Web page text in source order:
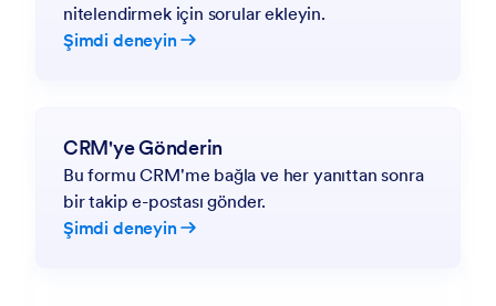
nitelendirmek için sorular ekleyin.
Şimdi deneyin
CRM'ye Gönderin
Bu formu CRM'me bağla ve her yanıttan sonra
bir takip e-postası gönder.
Şimdi deneyin